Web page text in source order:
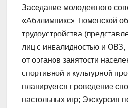
Заседание молодежного
«Абилимпикс» Тюменской
трудоустройства
лиц с инвалидностью и ОВЗ,
от органов занятости
спортивной и культурной
планируется проведение
настольных игр; Экскурсия